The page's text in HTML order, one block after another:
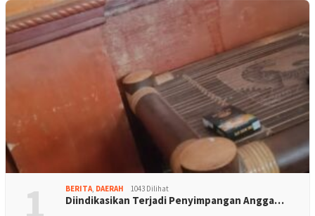
1 BERITA, DAERAH 1043 Dilihat
Diindikasikan Terjadi Penyimpangan Angga…